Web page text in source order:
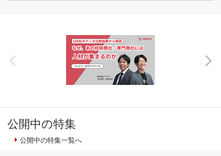
公開中の特集
公開中の特集一覧へ